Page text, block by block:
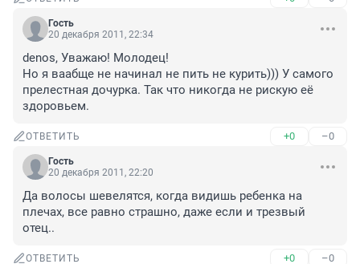
Гость
20 декабря 2011, 22:34
denos, Уважаю! Молодец!
Но я ваабще не начинал не пить не курить))) У самого
прелестная дочурка. Так что никогда не рискую её
здоровьем.
ОТВЕТИТЬ +0 –0
Гость
20 декабря 2011, 22:20
Да волосы шевелятся, когда видишь ребенка на
плечах, все равно страшно, даже если и трезвый
отец..
ОТВЕТИТЬ +0 –0